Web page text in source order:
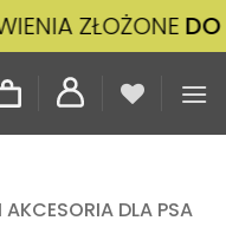
DO 14:00
DLA PSA